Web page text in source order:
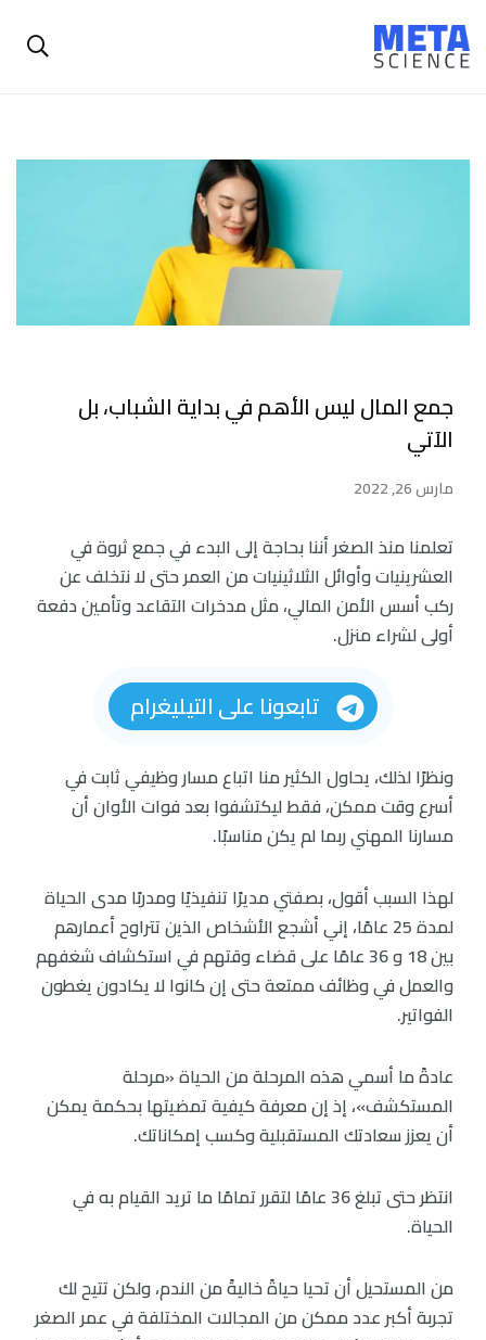
جمع المال ليس الأهم في بداية الشباب، بل
الآتي
مارس 26, 2022
تعلمنا منذ الصغر أننا بحاجة إلى البدء في جمع ثروة في
العشرينيات وأوائل الثلاثينيات من العمر حتى لا نتخلف عن
ركب أسس الأمن المالي، مثل مدخرات التقاعد وتأمين دفعة
أولى لشراء منزل.
تابعونا على التيليغرام
ونظرًا لذلك، يحاول الكثير منا اتباع مسار وظيفي ثابت في
أسرع وقت ممكن، فقط ليكتشفوا بعد فوات الأوان أن
مسارنا المهني ربما لم يكن مناسبًا.
لهذا السبب أقول، بصفتي مديرًا تنفيذيًا ومدربًا مدى الحياة
لمدة 25 عامًا، إني أشجع الأشخاص الذين تتراوح أعمارهم
بين 18 و 36 عامًا على قضاء وقتهم في استكشاف شغفهم
والعمل في وظائف ممتعة حتى إن كانوا لا يكادون يغطون
الفواتير.
عادةً ما أسمي هذه المرحلة من الحياة «مرحلة
المستكشف»، إذ إن معرفة كيفية تمضيتها بحكمة يمكن
أن يعزز سعادتك المستقبلية وكسب إمكاناتك.
انتظر حتى تبلغ 36 عامًا لتقرر تمامًا ما تريد القيام به في
الحياة.
من المستحيل أن تحيا حياةً خاليةً من الندم، ولكن تتيح لك
تجربة أكبر عدد ممكن من المجالات المختلفة في عمر الصغر